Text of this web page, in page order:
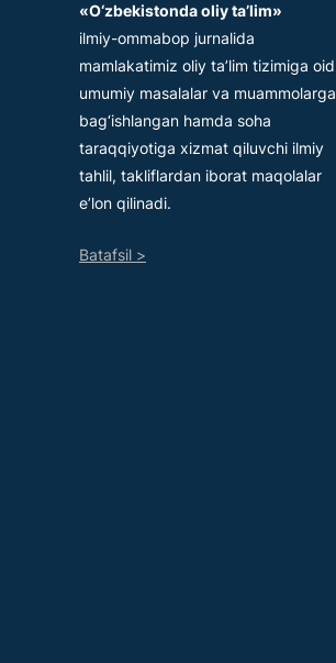
«O‘zbеkistonda oliy ta’lim»
ilmiy-ommabop jurnalida
mamlakatimiz oliy ta’lim tizimiga oid
umumiy masalalar va muammolarga
bag‘ishlangan hamda soha
taraqqiyotiga xizmat qiluvchi ilmiy
tahlil, takliflardan iborat maqolalar
e’lon qilinadi.
Batafsil >